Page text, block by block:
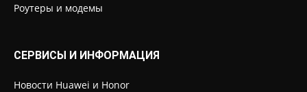
Роутеры и модемы
СЕРВИСЫ И ИНФОРМАЦИЯ
Новости Huawei и Honor